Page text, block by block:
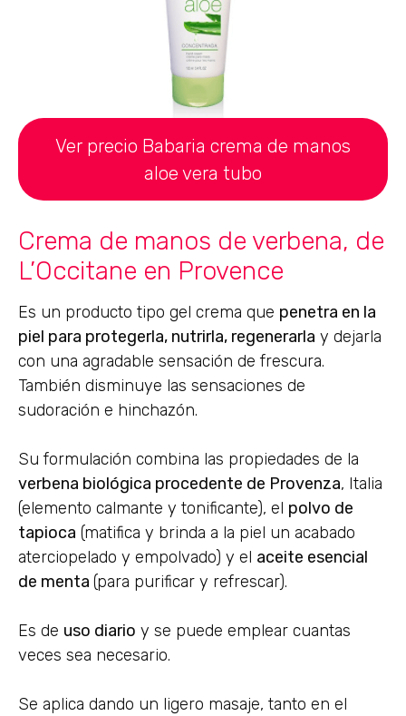
Ver precio Babaria crema de manos
aloe vera tubo
Crema de manos de verbena, de
L’Occitane en Provence
Es un producto tipo gel crema que penetra en la
piel para protegerla, nutrirla, regenerarla y dejarla
con una agradable sensación de frescura.
También disminuye las sensaciones de
sudoración e hinchazón.
Su formulación combina las propiedades de la
verbena biológica procedente de Provenza, Italia
(elemento calmante y tonificante), el polvo de
tapioca (matifica y brinda a la piel un acabado
aterciopelado y empolvado) y el aceite esencial
de menta (para purificar y refrescar).
Es de uso diario y se puede emplear cuantas
veces sea necesario.
Se aplica dando un ligero masaje, tanto en el